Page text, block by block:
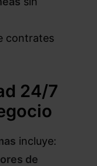
contrates
24/7
incluye:
de